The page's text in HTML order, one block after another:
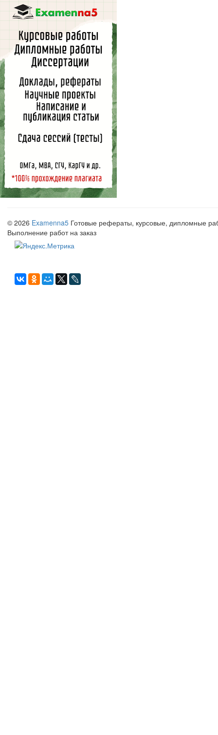
© 2026 Examenna5 Готовые рефераты, курсовые, дипломные
Выполнение работ на заказ